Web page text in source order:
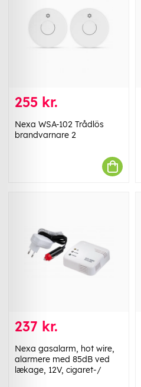
255 kr.
Nexa WSA-102 Trådlös
brandvarnare 2
237 kr.
Nexa gasalarm, hot wire,
alarmere med 85dB ved
lækage, 12V, cigaret-/